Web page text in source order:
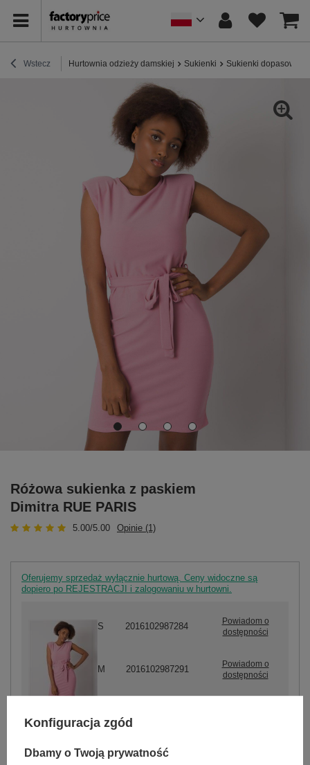
Wstecz Hurtownia odzieży damskiej Sukienki Sukienki dopasowane
Różowa sukienka z paskiem
Dimitra RUE PARIS
5.00/5.00 Opinie (1)
Oferujemy sprzedaż wyłącznie hurtową. Ceny widoczne są
dopiero po REJESTRACJI i zalogowaniu w hurtowni.
różowy
S 2016102987284
Powiadom o
dostępności
M 2016102987291
Powiadom o
dostępności
Konfiguracja zgód
Dbamy o Twoją prywatność